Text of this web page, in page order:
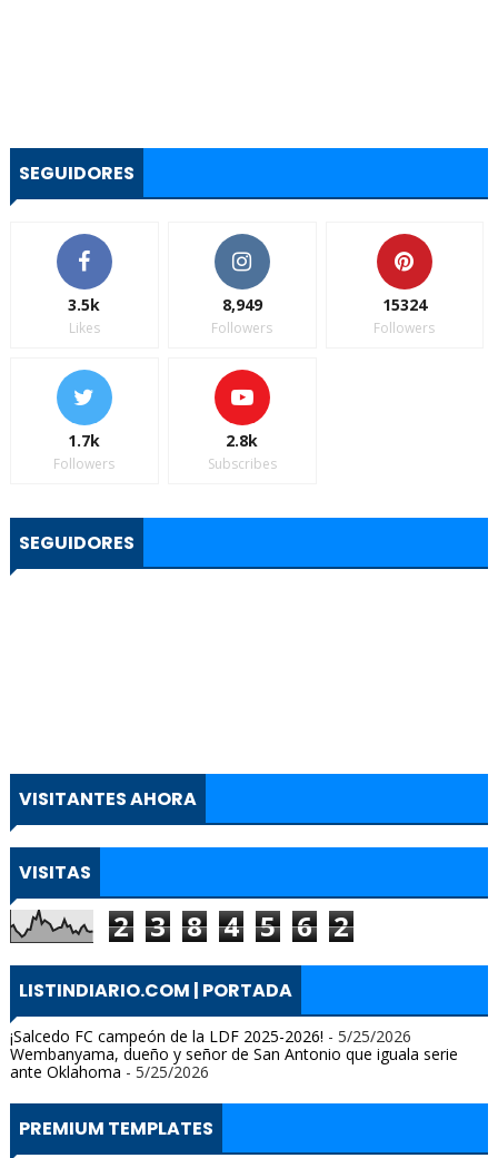
SEGUIDORES
3.5k
Likes
8,949
Followers
15324
Followers
1.7k
Followers
2.8k
Subscribes
SEGUIDORES
VISITANTES AHORA
VISITAS
2 3 8 4 5 6 2
LISTINDIARIO.COM | PORTADA
¡Salcedo FC campeón de la LDF 2025-2026! - 5/25/2026
Wembanyama, dueño y señor de San Antonio que iguala serie
ante Oklahoma - 5/25/2026
PREMIUM TEMPLATES